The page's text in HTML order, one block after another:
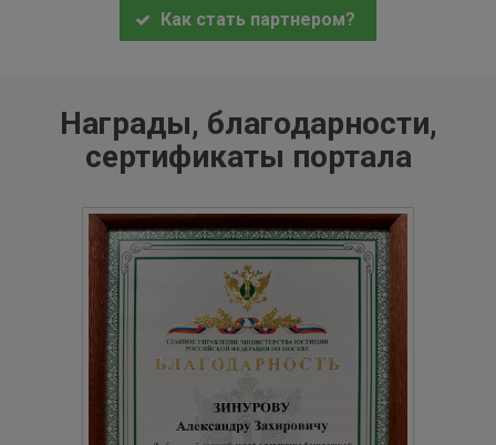
Как стать партнером?
Награды, благодарности,
сертификаты портала